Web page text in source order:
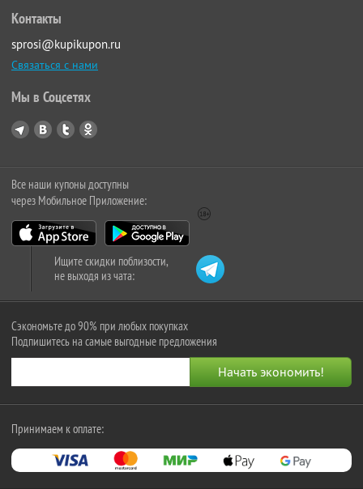
Контакты
sprosi@kupikupon.ru
Связаться с нами
Мы в Соцсетях
Все наши купоны доступны
через Мобильное Приложение:
Ищите скидки поблизости,
не выходя из чата:
Сэкономьте до 90% при любых покупках
Подпишитесь на самые выгодные предложения
Принимаем к оплате: